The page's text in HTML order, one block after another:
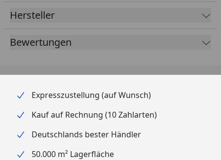
Ubbink Wasserspiel TIROS -
Bedienungsanleitung
aufeinander abgestimmt, um eine optimale Funktion
zu gewährleisten. Die Pumpe und die Beleuchtung
Aufbauanleitung macht den Aufbau kinderleicht.
Hersteller
Bewertungen
Expresszustellung (auf Wunsch)
Kauf auf Rechnung (10 Zahlarten)
Deutschlands bester Händler
50.000 m² Lagerfläche